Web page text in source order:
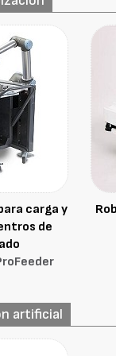
carga y
de
artificial